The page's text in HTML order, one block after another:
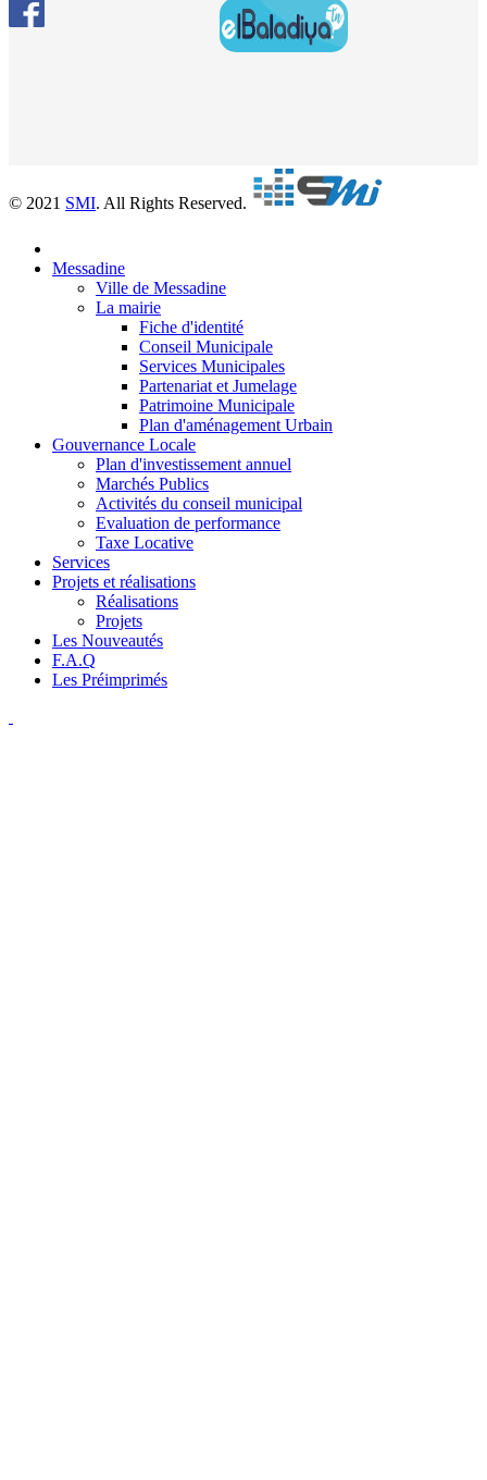
© 2021 SMI. All Rights Reserved.
Messadine
Ville de Messadine
La mairie
Fiche d'identité
Conseil Municipale
Services Municipales
Partenariat et Jumelage
Patrimoine Municipale
Plan d'aménagement Urbain
Gouvernance Locale
Plan d'investissement annuel
Marchés Publics
Activités du conseil municipal
Evaluation de performance
Taxe Locative
Services
Projets et réalisations
Réalisations
Projets
Les Nouveautés
F.A.Q
Les Préimprimés